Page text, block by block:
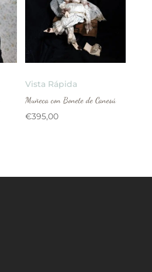
Vista Rápida
Muñeca con Bonete de Canesú
€395,00